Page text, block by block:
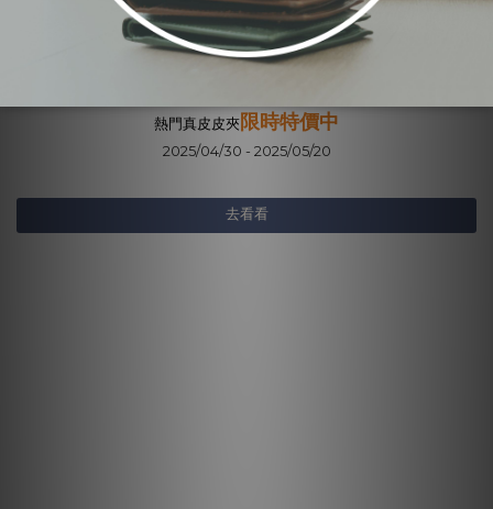
與你一起體驗真皮件
熱門真皮皮夾 限時特價中
2025/04/30 - 2025/05/20
去看看